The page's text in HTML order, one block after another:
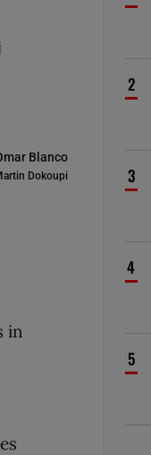
Blanco
Dokoupi
in